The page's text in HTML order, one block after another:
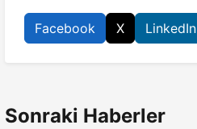
Facebook X LinkedIn
Sonraki Haberler